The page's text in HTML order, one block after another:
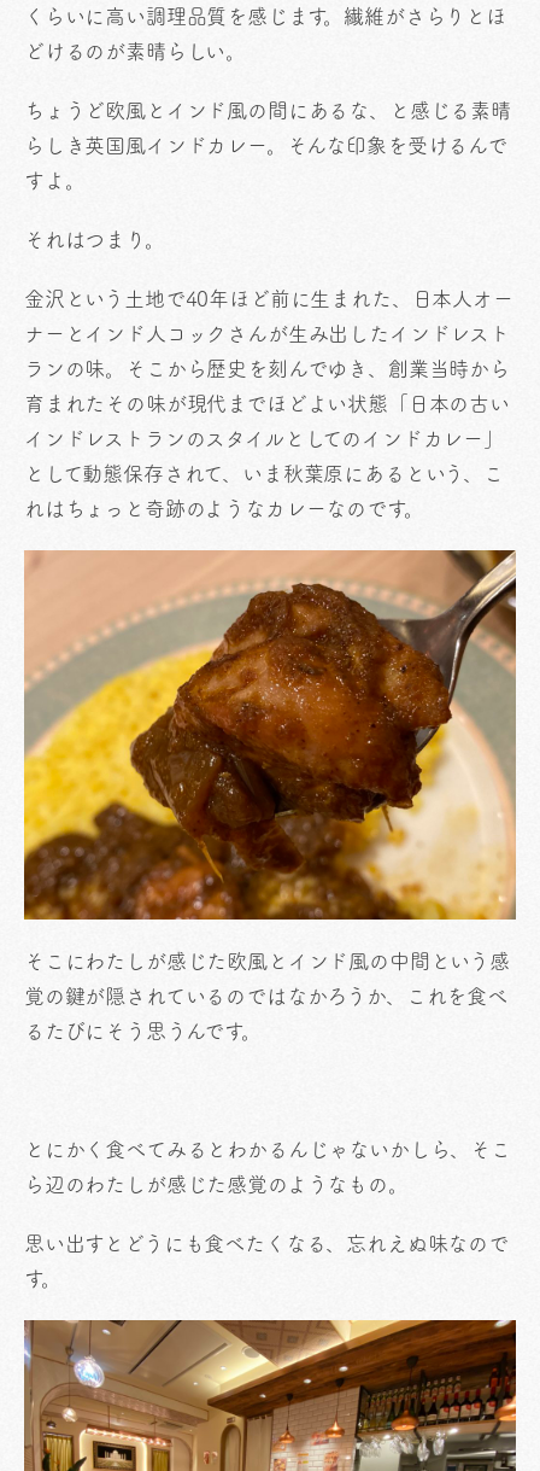
くらいに高い調理品質を感じます。繊維がさらりとほ
どけるのが素晴らしい。
ちょうど欧風とインド風の間にあるな、と感じる素晴
らしき英国風インドカレー。そんな印象を受けるんで
すよ。
それはつまり。
金沢という土地で40年ほど前に生まれた、日本人オー
ナーとインド人コックさんが生み出したインドレスト
ランの味。そこから歴史を刻んでゆき、創業当時から
育まれたその味が現代までほどよい状態「日本の古い
インドレストランのスタイルとしてのインドカレー」
として動態保存されて、いま秋葉原にあるという、こ
れはちょっと奇跡のようなカレーなのです。
そこにわたしが感じた欧風とインド風の中間という感
覚の鍵が隠されているのではなかろうか、これを食べ
るたびにそう思うんです。
とにかく食べてみるとわかるんじゃないかしら、そこ
ら辺のわたしが感じた感覚のようなもの。
思い出すとどうにも食べたくなる、忘れえぬ味なので
す。